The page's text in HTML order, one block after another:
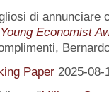
di annunciare
Young Economist
Paper 2025-08-